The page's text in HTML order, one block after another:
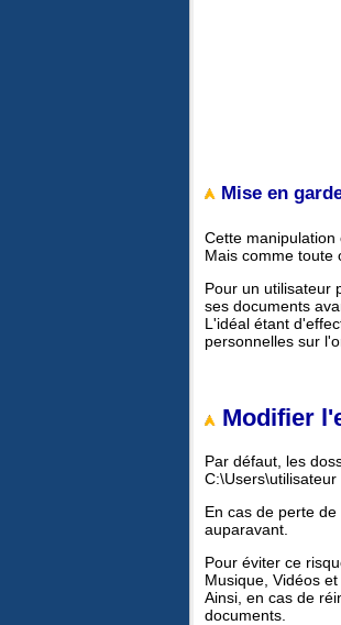
Mise en
Cette manipulation
Mais comme toute
Pour un utilisateur
ses documents
L'idéal étant
personnelles sur
Modifier
Par défaut, les
C:\Users\utilisateur
En cas de perte
auparavant.
Pour éviter ce
Musique, Vidéos
Ainsi, en cas de
documents.